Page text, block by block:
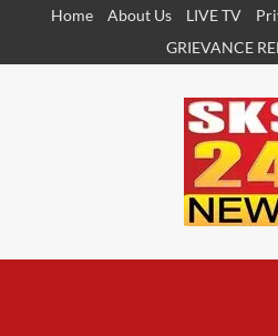
content
Home About Us LIVE TV
GRIEVANCE